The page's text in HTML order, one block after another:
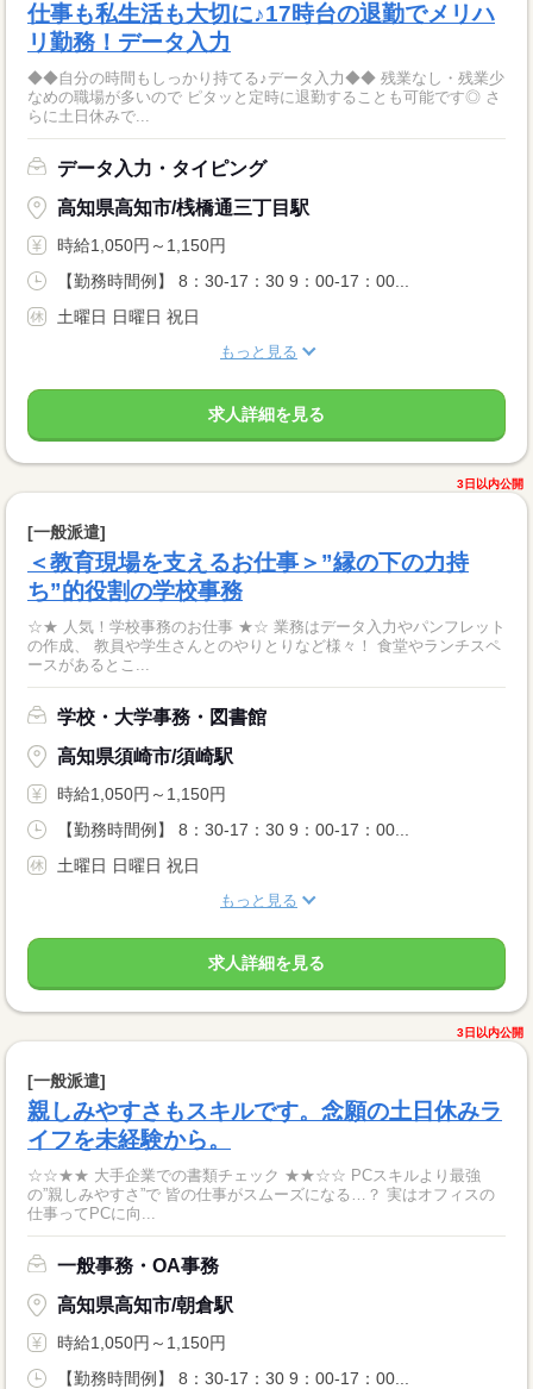
仕事も私生活も大切に♪17時台の退勤でメリハ
リ勤務！データ入力
◆◆自分の時間もしっかり持てる♪データ入力◆◆ 残業なし・残業少
なめの職場が多いので ピタッと定時に退勤することも可能です◎ さ
らに土日休みで...
データ入力・タイピング
高知県高知市/桟橋通三丁目駅
時給1,050円～1,150円
【勤務時間例】 8：30-17：30 9：00-17：00...
土曜日 日曜日 祝日
もっと見る
求人詳細を見る
3日以内公開
[一般派遣]
＜教育現場を支えるお仕事＞”縁の下の力持
ち”的役割の学校事務
☆★ 人気！学校事務のお仕事 ★☆ 業務はデータ入力やパンフレット
の作成、 教員や学生さんとのやりとりなど様々！ 食堂やランチスペ
ースがあるとこ...
学校・大学事務・図書館
高知県須崎市/須崎駅
時給1,050円～1,150円
【勤務時間例】 8：30-17：30 9：00-17：00...
土曜日 日曜日 祝日
もっと見る
求人詳細を見る
3日以内公開
[一般派遣]
親しみやすさもスキルです。念願の土日休みラ
イフを未経験から。
☆☆★★ 大手企業での書類チェック ★★☆☆ PCスキルより最強
の”親しみやすさ”で 皆の仕事がスムーズになる…？ 実はオフィスの
仕事ってPCに向...
一般事務・OA事務
高知県高知市/朝倉駅
時給1,050円～1,150円
【勤務時間例】 8：30-17：30 9：00-17：00...